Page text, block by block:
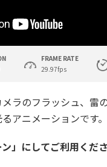
FRAME RATE
29.97fps
ラのフラッシュ、雷
アニメーションです。
」にしてご利用くださ